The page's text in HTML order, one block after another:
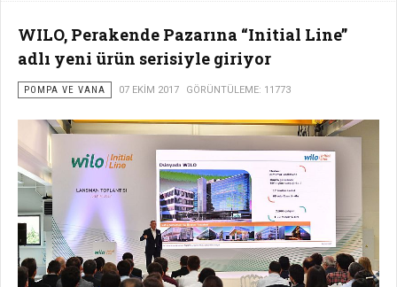
WILO, Perakende Pazarına “Initial Line”
adlı yeni ürün serisiyle giriyor
POMPA VE VANA 07 EKIM 2017 GÖRÜNTÜLEME: 11773